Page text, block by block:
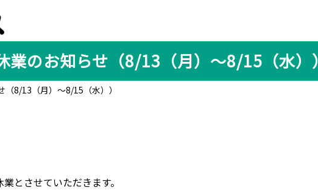
業のお知らせ（8/13（月）〜8/15（水））
（8/13（月）〜8/15（水））
とさせていただきます。